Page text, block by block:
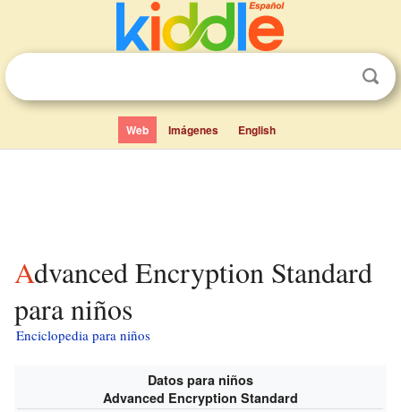
Web Imágenes English
Advanced Encryption Standard
para niños
Enciclopedia para niños
Datos para niños
Advanced Encryption Standard